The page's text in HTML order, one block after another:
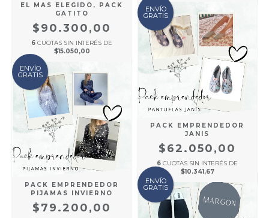
EL MAS ELEGIDO, PACK
GATITO
$90.300,00
6 CUOTAS SIN INTERÉS DE
$15.050,00
ENVÍO
GRATIS
PACK EMPRENDEDOR
PIJAMAS INVIERNO
$79.200,00
ENVÍO
GRATIS
PACK EMPRENDEDOR
JANIS
$62.050,00
6 CUOTAS SIN INTERÉS DE
$10.341,67
ENVÍO
GRATIS